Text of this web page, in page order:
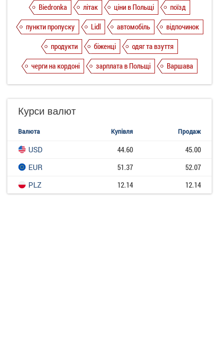
Biedronka
літак ціни в Польщі
поїзд
пункти пропуску
Lidl автомобіль
відпочинок
продукти
біженці
одяг та взуття
черги на кордоні
зарплата в Польщі Варшава
Курси валют
Валюта Купівля Продаж
USD 44.60
45.00
EUR
51.37
52.07
PLZ
12.14 12.14